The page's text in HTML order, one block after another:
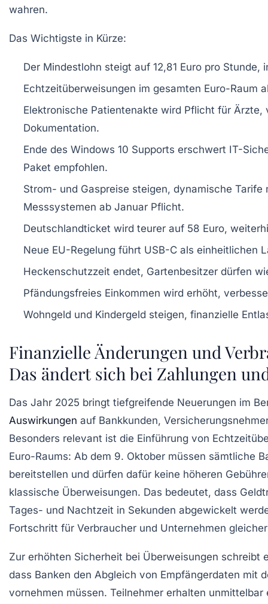
wahren.
Das Wichtigste in Kürze:
Der Mindestlohn steigt auf 12,81 Euro pro Stunde,
Echtzeitüberweisungen im gesamten Euro-Raum
Elektronische Patientenakte wird Pflicht für Ärzte,
Dokumentation.
Ende des Windows 10 Supports erschwert IT-
Paket empfohlen.
Strom- und Gaspreise steigen, dynamische Tarife
Messsystemen ab Januar Pflicht.
Deutschlandticket wird teurer auf 58 Euro,
Neue EU-Regelung führt USB-C als einheitlichen
Heckenschutzzeit endet, Gartenbesitzer dürfen
Pfändungsfreies Einkommen wird erhöht,
Wohngeld und Kindergeld steigen, finanzielle
Finanzielle Änderungen und
Das ändert sich bei Zahlungen
Das Jahr 2025 bringt tiefgreifende Neuerungen im
Auswirkungen auf Bankkunden,
Besonders relevant ist die Einführung von
Euro-Raums: Ab dem 9. Oktober müssen sämtliche
bereitstellen und dürfen dafür keine höheren
klassische Überweisungen. Das bedeutet, dass
Tages- und Nachtzeit in Sekunden abgewickelt
Fortschritt für Verbraucher und Unternehmen
Zur erhöhten Sicherheit bei Überweisungen schreibt
dass Banken den Abgleich von Empfängerdaten mit
vornehmen müssen. Teilnehmer erhalten unmittelbar